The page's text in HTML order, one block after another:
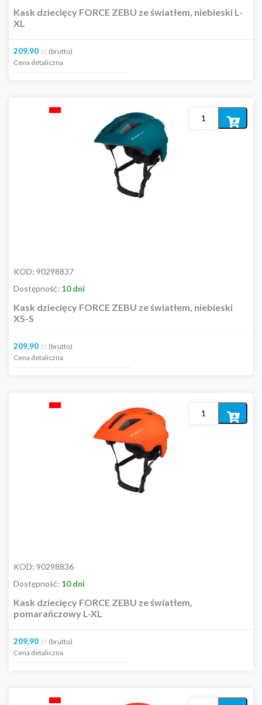
Kask dziecięcy FORCE ZEBU ze światłem, niebieski L-
XL
209,90 zł (brutto)
Cena detaliczna
KOD: 90298837
Dostępność: 10 dni
Kask dziecięcy FORCE ZEBU ze światłem, niebieski
XS-S
209,90 zł (brutto)
Cena detaliczna
Dodaj
KOD: 90298836
Dostępność: 10 dni
Kask dziecięcy FORCE ZEBU ze światłem,
pomarańczowy L-XL
209,90 zł (brutto)
Cena detaliczna
Dodaj